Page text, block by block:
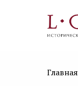
Главная